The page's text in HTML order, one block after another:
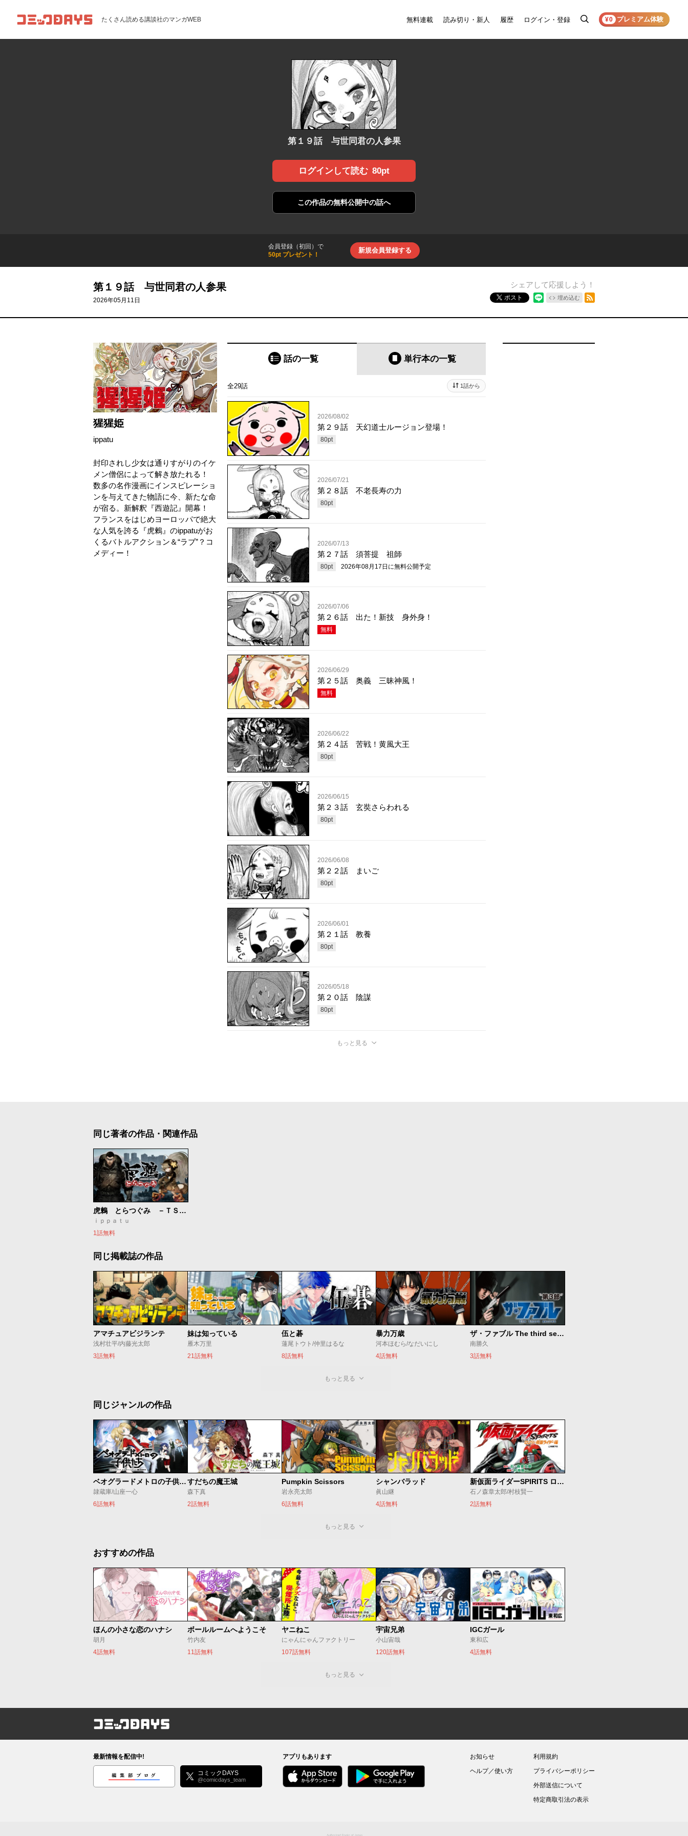
コミックDAYS たくさん読める講談社のマンガWEB 無料連載 読み切り・新人 履歴 ログイン・登録
検
¥0 プレミアム体験
第１９話 与世同君の人参果
ログインして読む 80pt
この作品の無料公開中の話へ
会員登録（初回）で
50pt プレゼント！
新規会員登録する
第１９話 与世同君の人参果
2026年05月11日
シェアして応援しよう！
ポスト 埋め込む
猩猩姫
ippatu
封印されし少女は通りすがりのイケ
メン僧侶によって解き放たれる！
数多の名作漫画にインスピレーショ
ンを与えてきた物語に今、新たな命
が宿る。新解釈『西遊記』開幕！
フランスをはじめヨーロッパで絶大
な人気を誇る『虎鶫』のippatuがお
くるバトルアクション＆“ラブ”？コ
メディー！
話の一覧 単行本の一覧
全29話 1話から
2026/08/02
第２９話 天幻道士ルージョン登場！
80pt
2026/07/21
第２８話 不老長寿の力
80pt
2026/07/13
第２７話 須菩提 祖師
80pt 2026年08月17日 に無料公開予定
2026/07/06
第２６話 出た！新技 身外身！
無料
2026/06/29
第２５話 奥義 三昧神風！
無料
2026/06/22
第２４話 苦戦！黄風大王
80pt
2026/06/15
第２３話 玄奘さらわれる
80pt
2026/06/08
第２２話 まいご
80pt
2026/06/01
第２１話 教養
80pt
2026/05/18
第２０話 陰謀
80pt
もっと見る
同じ著者の作品・関連作品
虎鶫 とらつぐみ －ＴＳＵＧＵＭＩ ＰＲＯＪＥＣＴ－
ｉｐｐａｔｕ
1話無料
同じ掲載誌の作品
アマチュアビジランテ
浅村壮平/内藤光太郎
3話無料
妹は知っている
雁木万里
21話無料
伍と碁
蓮尾トウト/仲里はるな
8話無料
暴力万歳
河本ほむら/なだいにし
4話無料
ザ・ファブル The third secret
南勝久
3話無料
もっと見る
同じジャンルの作品
ベオグラードメトロの子供たち
隷蔵庫/山座一心
6話無料
すだちの魔王城
森下真
2話無料
Pumpkin Scissors
岩永亮太郎
6話無料
シャンバラッド
眞山継
4話無料
新仮面ライダーSPIRITS ロンリー仮面ライダー編
石ノ森章太郎/村枝賢一
2話無料
もっと見る
おすすめの作品
ほんの小さな恋のハナシ
胡月
4話無料
ボールルームへようこそ
竹内友
11話無料
ヤニねこ
にゃんにゃんファクトリー
107話無料
宇宙兄弟
小山宙哉
120話無料
IGCガール
東和広
4話無料
もっと見る
コミックDAYS
最新情報を配信中!
編集部ブログ コミックDAYS
@comicdays_team
アプリもあります
お知らせ
ヘルプ／使い方
利用規約
プライバシーポリシー
外部送信について
特定商取引法の表示